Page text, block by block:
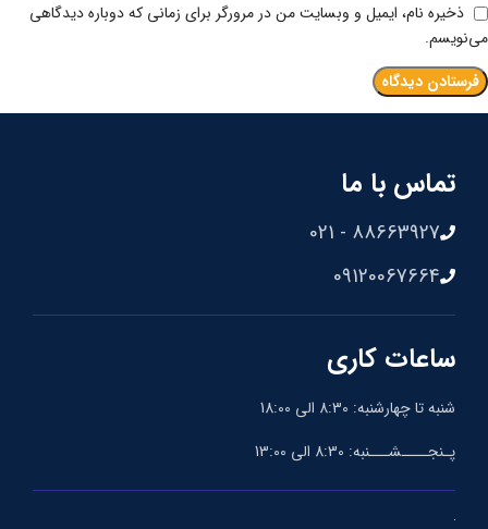
ذخیره نام، ایمیل و وبسایت من در مرورگر برای زمانی که دوباره دیدگاهی
می‌نویسم.
تماس با ما
88663927 - 021
09120067664
ساعات کاری
شنبه تا چهارشنبه: 8:30 الی 18:00
پـنجــــشـــنبه: 8:30 الی 13:00